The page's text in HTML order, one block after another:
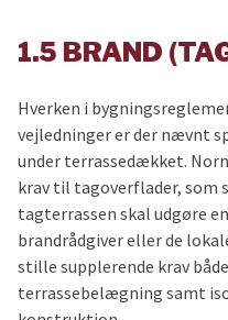
1.5 BRAND
Hverken i
vejledninger er der nævnt
under terrassedækket.
krav til tagoverflader, som
tagterrassen skal udgøre
brandrådgiver eller de
stille supplerende krav
terrassebelægning samt